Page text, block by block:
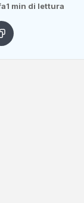
1 min di lettura